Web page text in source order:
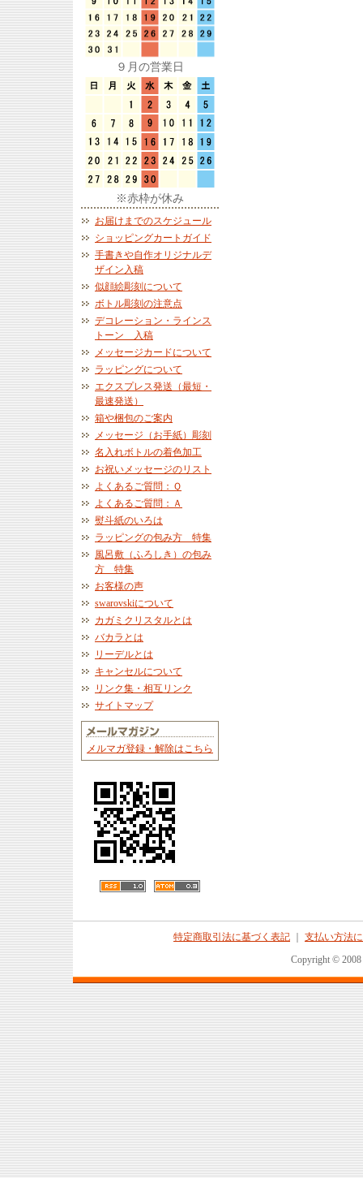
９月の営業日
※赤枠が休み
お届けまでのスケジュール
ショッピングカートガイド
手書きや自作オリジナルデ
ザイン入稿
似顔絵彫刻について
ボトル彫刻の注意点
デコレーション・ラインス
トーン 入稿
メッセージカードについて
ラッピングについて
エクスプレス発送（最短・
最速発送）
箱や梱包のご案内
メッセージ（お手紙）彫刻
名入れボトルの着色加工
お祝いメッセージのリスト
よくあるご質問：Ｑ
よくあるご質問：Ａ
熨斗紙のいろは
ラッピングの包み方 特集
風呂敷（ふろしき）の包み
方 特集
お客様の声
swarovskiについて
カガミクリスタルとは
バカラとは
リーデルとは
キャンセルについて
リンク集・相互リンク
サイトマップ
メルマガ登録・解除はこちら
特定商取引法に基づく表記
支払い方法
Copyright © 2008